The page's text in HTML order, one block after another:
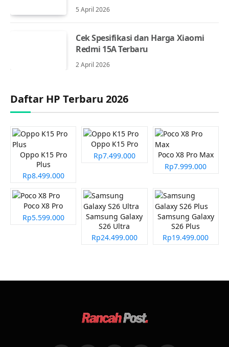
5 April 2026
Cek Spesifikasi dan Harga Xiaomi
Redmi 15A Terbaru
2 April 2026
Daftar HP Terbaru 2026
Oppo K15 Pro
Plus
Rp8.499.000
Oppo K15 Pro
Rp7.499.000
Poco X8 Pro Max
Rp7.999.000
Poco X8 Pro
Rp5.599.000
Samsung Galaxy
S26 Ultra
Rp24.499.000
Samsung Galaxy
S26 Plus
Rp19.499.000